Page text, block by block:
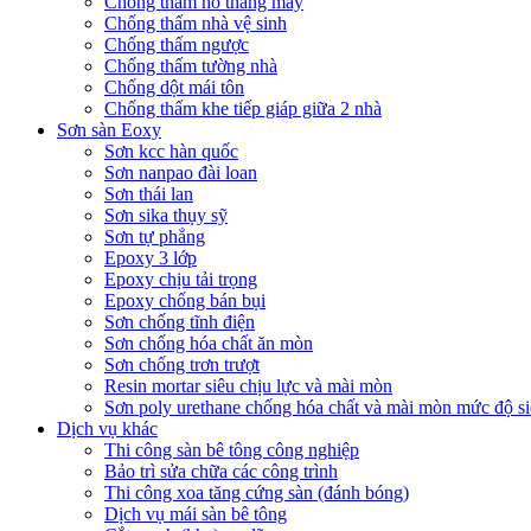
Chống thấm nhà vệ sinh
Chống thấm ngược
Chống thấm tường nhà
Chống dột mái tôn
Chống thấm khe tiếp giáp giữa 2 nhà
Sơn sàn Eoxy
Sơn kcc hàn quốc
Sơn nanpao đài loan
Sơn thái lan
Sơn sika thụy sỹ
Sơn tự phẳng
Epoxy 3 lớp
Epoxy chịu tải trọng
Epoxy chống bán bụi
Sơn chống tĩnh điện
Sơn chống hóa chất ăn mòn
Sơn chống trơn trượt
Resin mortar siêu chịu lực và mài mòn
Sơn poly urethane chống hóa chất và mài mòn mức độ
Dịch vụ khác
Thi công sàn bê tông công nghiệp
Bảo trì sửa chữa các công trình
Thi công xoa tăng cứng sàn (đánh bóng)
Dịch vụ mái sàn bê tông